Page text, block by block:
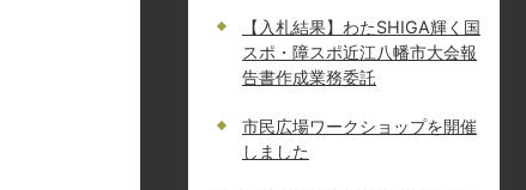
【入札結果】わたSHIGA輝く国
スポ・障スポ近江八幡市大会報
告書作成業務委託
市民広場ワークショップを開催
しました